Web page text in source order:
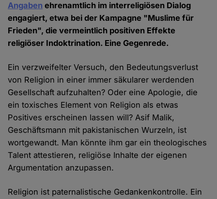
Angaben ehrenamtlich im interreligiösen Dialog
engagiert, etwa bei der Kampagne "Muslime für
Frieden", die vermeintlich positiven Effekte
religiöser Indoktrination. Eine Gegenrede.
Ein verzweifelter Versuch, den Bedeutungsverlust
von Religion in einer immer säkularer werdenden
Gesellschaft aufzuhalten? Oder eine Apologie, die
ein toxisches Element von Religion als etwas
Positives erscheinen lassen will? Asif Malik,
Geschäftsmann mit pakistanischen Wurzeln, ist
wortgewandt. Man könnte ihm gar ein theologisches
Talent attestieren, religiöse Inhalte der eigenen
Argumentation anzupassen.
Religion ist paternalistische Gedankenkontrolle. Ein